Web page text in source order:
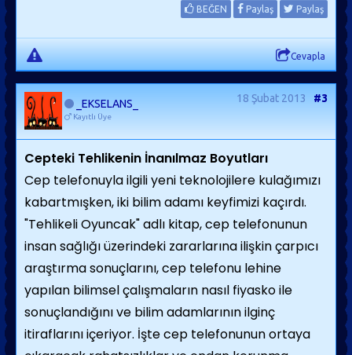
BEĞEN Paylaş Paylaş
Cevapla
_EKSELANS_
Kayıtlı Üye
18 Şubat 2013 #3
Cepteki Tehlikenin İnanılmaz Boyutları
Cep telefonuyla ilgili yeni teknolojilere kulağımızı
kabartmışken, iki bilim adamı keyfimizi kaçırdı.
"Tehlikeli Oyuncak" adlı kitap, cep telefonunun
insan sağlığı üzerindeki zararlarına ilişkin çarpıcı
araştırma sonuçlarını, cep telefonu lehine
yapılan bilimsel çalışmaların nasıl fiyasko ile
sonuçlandığını ve bilim adamlarının ilginç
itiraflarını içeriyor. İşte cep telefonunun ortaya